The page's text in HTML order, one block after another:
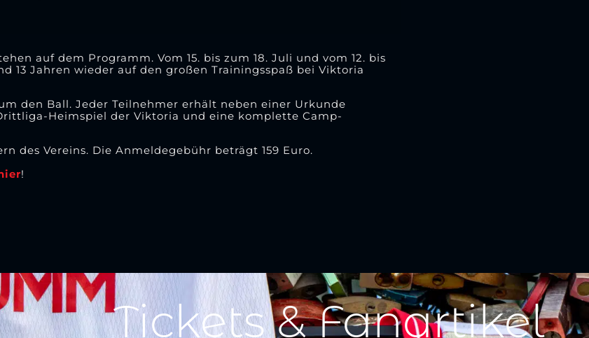
auf dem Programm. Vom 15. bis zum 18. Juli und vom 12. bis
13 Jahren wieder auf den großen Trainingsspaß bei Viktoria
den Ball. Jeder Teilnehmer erhält neben einer Urkunde
Heimspiel der Viktoria und eine komplette Camp-
des Vereins. Die Anmeldegebühr beträgt 159 Euro.
!
Tickets & Fanartikel